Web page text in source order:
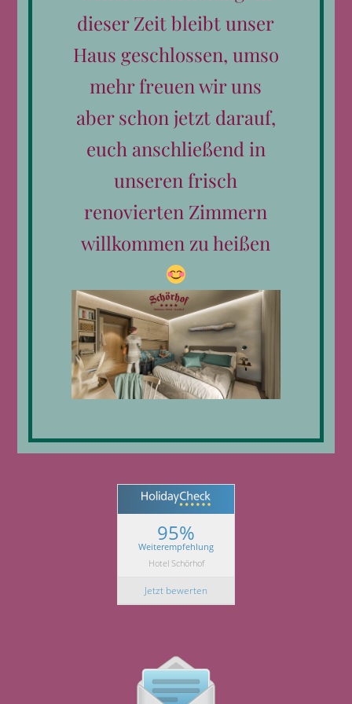
Telefon: 0043 6582 792
E-Mail:
hotel@schoerhof.at
Datenschutzerklärung
95%
Weiterempfehlung
Hotel Schörhof
Jetzt bewerten
dieser Zeit bleibt unser
Haus geschlossen, umso
mehr freuen wir uns
aber schon jetzt darauf,
euch anschließend in
unseren frisch
renovierten Zimmern
willkommen zu heißen